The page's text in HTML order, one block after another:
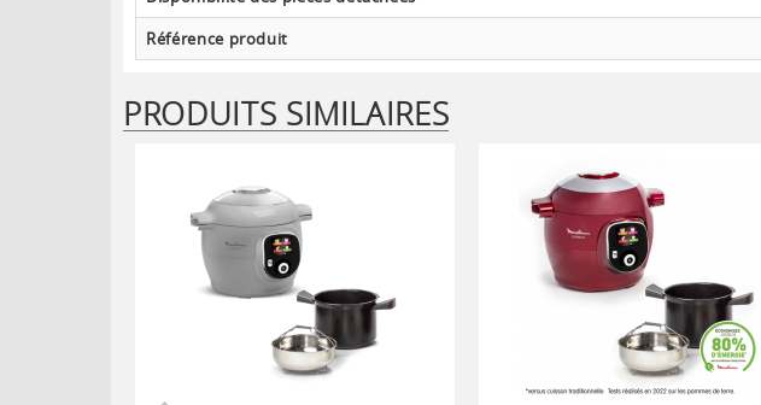
Référence produit
PRODUITS SIMILAIRES